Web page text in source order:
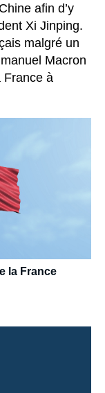
afin d’y
Xi Jinping.
malgré un
Macron
France à
la France